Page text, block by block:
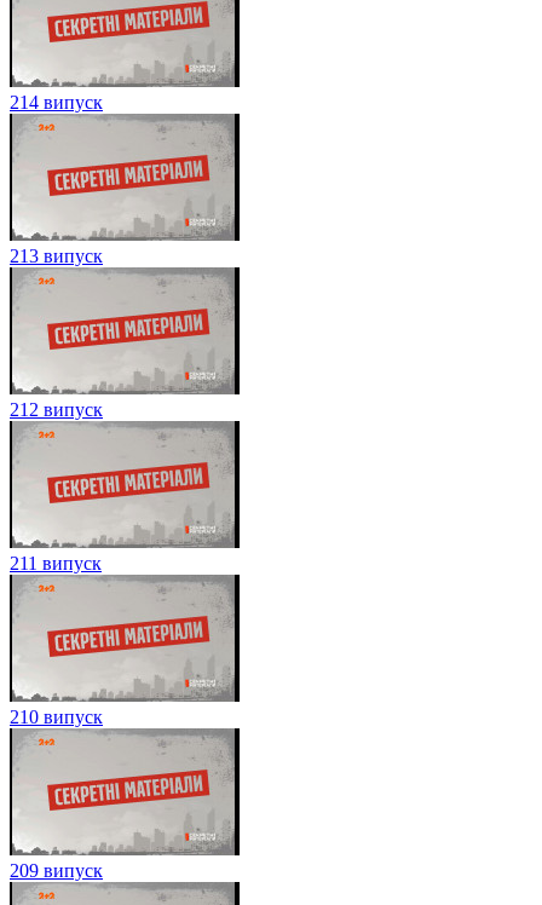
214 випуск
213 випуск
212 випуск
211 випуск
210 випуск
209 випуск